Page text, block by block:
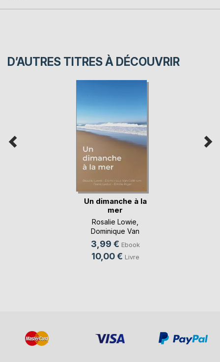
D’AUTRES TITRES À DÉCOUVRIR
Un dimanche à la
mer
Rosalie Lowie
Dominique Van
Cotthem
3,99 € Ebook
10,00 € Livre